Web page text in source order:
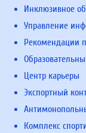
Инклюзивное
Управление
Рекомендации
Центр карьеры
Экспортный
Комплекс